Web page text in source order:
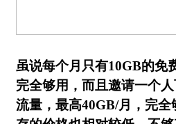
虽说每个月只有10GB的免
完全够用，而且邀请一个
流量，最高40GB/月，完